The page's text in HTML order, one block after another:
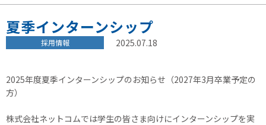
夏季インターンシップ
採用情報 2025.07.18
2025年度夏季インターンシップのお知らせ（2027年3月卒業予定の
方）
株式会社ネットコムでは学生の皆さま向けにインターンシップを実